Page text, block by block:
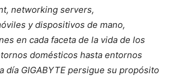
networking servers,
y dispositivos de mano,
en cada faceta de la vida de los
domésticos hasta entornos
día GIGABYTE persigue su propósito